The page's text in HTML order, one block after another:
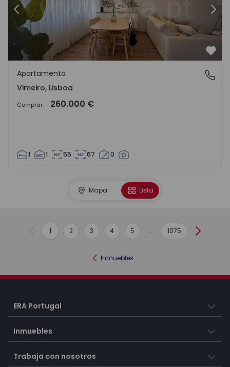
Anterior
Vimeiro, Lisboa
Apartamento
Vimeiro, Lisboa
Comprar 260.000 €
1 1 55 67 0
Mapa Lista
Anterior
1 2 3 4 5 ... 1075
Inmuebles
ERA Portugal
Inmuebles
Trabaja con nosotros